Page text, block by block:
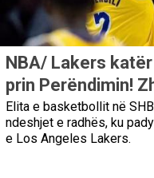
NBA/ Lakers
prin Perëndimin!
Elita e basketbollit në
ndeshjet e radhës, ku
e Los Angeles Lakers.